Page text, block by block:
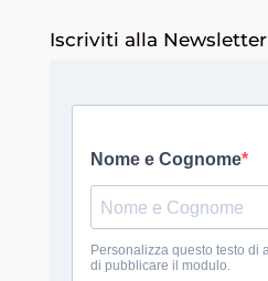
Iscriviti alla Newsletter